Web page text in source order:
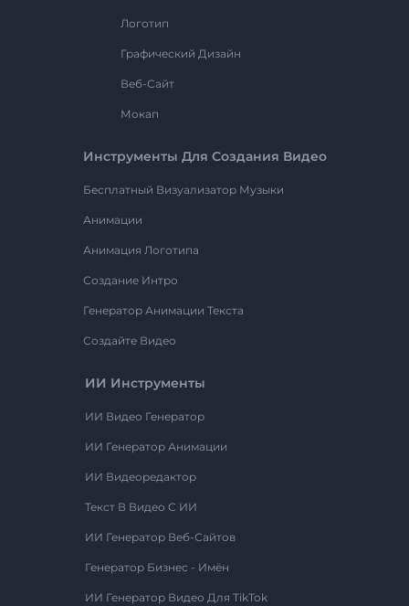
Логотип
Графический Дизайн
Веб-Сайт
Мокап
Инструменты Для Создания Видео
Бесплатный Визуализатор Музыки
Анимации
Анимация Логотипа
Создание Интро
Генератор Анимации Текста
Создайте Видео
ИИ Инструменты
ИИ Видео Генератор
ИИ Генератор Анимации
ИИ Видеоредактор
Текст В Видео С ИИ
ИИ Генератор Веб-Сайтов
Генератор Бизнес - Имён
ИИ Генератор Видео Для TikTok